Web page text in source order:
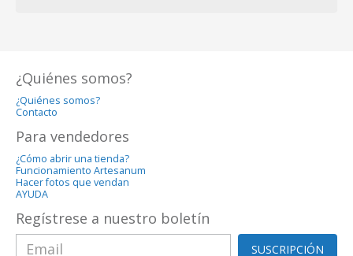
¿Quiénes somos?
¿Quiénes somos?
Contacto
Para vendedores
¿Cómo abrir una tienda?
Funcionamiento Artesanum
Hacer fotos que vendan
AYUDA
Regístrese a nuestro boletín
SUSCRIPCIÓN